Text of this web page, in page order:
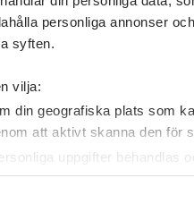
personliga annonser
syften.
vilja:
din geografiska plats som
att aktivt skanna den för
uppgifter behandlas